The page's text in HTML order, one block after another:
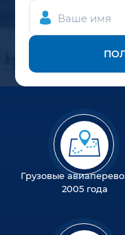
Ваше имя
Грузовые
2005 года